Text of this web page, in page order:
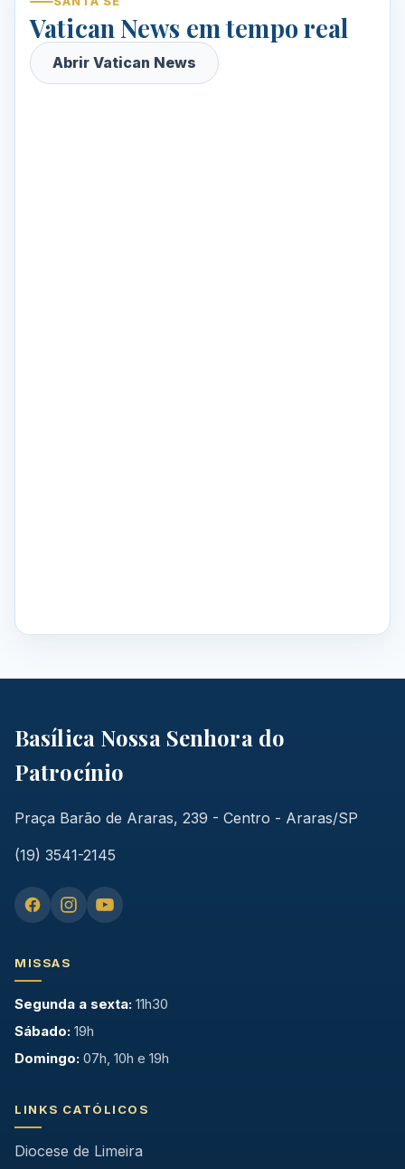
Vatican News em tempo real
Abrir Vatican News
Basílica Nossa Senhora do
Patrocínio
Praça Barão de Araras, 239 - Centro - Araras/SP
(19) 3541-2145
MISSAS
Segunda a sexta: 11h30
Sábado: 19h
Domingo: 07h, 10h e 19h
LINKS CATÓLICOS
Diocese de Limeira